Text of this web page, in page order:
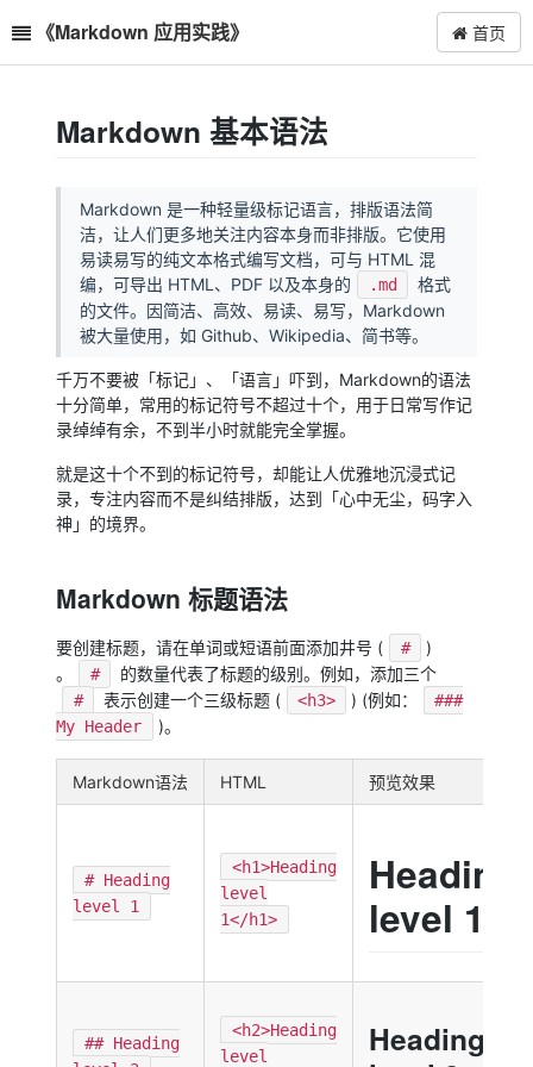
《Markdown 应用实践》 首页
Markdown 基本语法
Markdown 是一种轻量级标记语言，排版语法简
洁，让人们更多地关注内容本身而非排版。它使用
易读易写的纯文本格式编写文档，可与 HTML 混
编，可导出 HTML、PDF 以及本身的
.md
格式
的文件。因简洁、高效、易读、易写，Markdown
被大量使用，如 Github、Wikipedia、简书等。
千万不要被「标记」、「语言」吓到，Markdown的语法
十分简单，常用的标记符号不超过十个，用于日常写作记
录绰绰有余，不到半小时就能完全掌握。
就是这十个不到的标记符号，却能让人优雅地沉浸式记
录，专注内容而不是纠结排版，达到「心中无尘，码字入
神」的境界。
Markdown 标题语法
要创建标题，请在单词或短语前面添加井号 ( #
)
。
# 的数量代表了标题的级别。例如，添加三个
# 表示创建一个三级标题 ( <h3> ) (例如：
###
My Header
)。
Markdown语法 HTML 预览效果
# Heading
level 1
<h1>Heading
level
1</h1>
Heading
level 1
## Heading
<h2>Heading
level
Heading